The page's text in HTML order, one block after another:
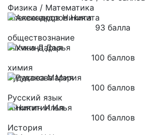
Физика / Математика
Александров Никита
93 балла
обществознание
Учкина Дарья
100 баллов
химия
Рудакова Мария
100 баллов
Русский язык
Никитин Илья
100 баллов
История